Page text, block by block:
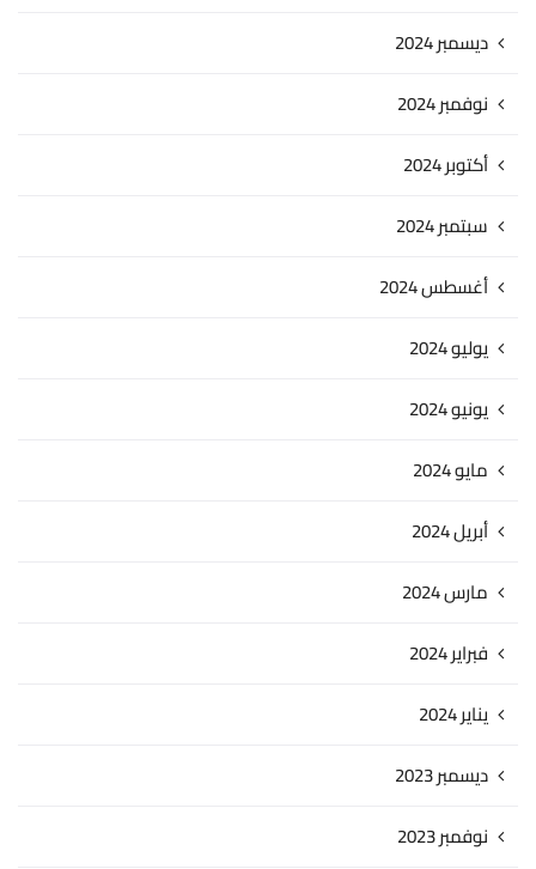
ديسمبر 2024
نوفمبر 2024
أكتوبر 2024
سبتمبر 2024
أغسطس 2024
يوليو 2024
يونيو 2024
مايو 2024
أبريل 2024
مارس 2024
فبراير 2024
يناير 2024
ديسمبر 2023
نوفمبر 2023